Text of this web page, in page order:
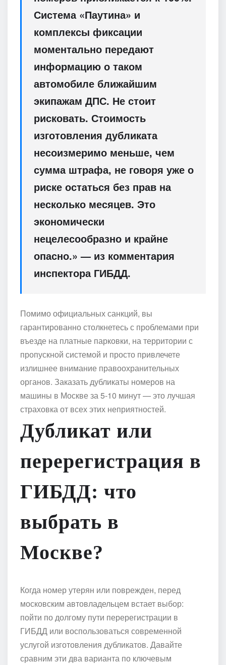
Система «Паутина» и
комплексы фиксации
моментально передают
информацию о таком
автомобиле ближайшим
экипажам ДПС. Не стоит
рисковать. Стоимость
изготовления дубликата
несоизмеримо меньше, чем
сумма штрафа, не говоря уже о
риске остаться без прав на
несколько месяцев. Это
экономически
нецелесообразно и крайне
опасно.» — из комментария
инспектора ГИБДД.
Помимо официальных санкций, вы
гарантированно столкнетесь с проблемами при
въезде на платные парковки, на территории с
пропускной системой и просто привлечете
излишнее внимание правоохранительных
органов. Заказать дубликаты номеров на
машины в Москве за 5-10 минут — это лучшая
страховка от всех этих неприятностей.
Дубликат или
перерегистрация в
ГИБДД: что
выбрать в
Москве?
Когда номер утерян или поврежден, перед
московским автовладельцем встает выбор:
пойти по долгому пути перерегистрации в
ГИБДД или воспользоваться современной
услугой изготовления дубликатов. Давайте
сравним эти два варианта по ключевым